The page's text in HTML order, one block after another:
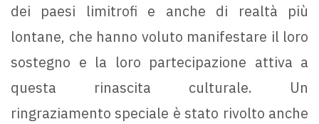
dei paesi limitrofi e anche di realtà più
lontane, che hanno voluto manifestare il loro
sostegno e la loro partecipazione attiva a
questa rinascita culturale. Un
ringraziamento speciale è stato rivolto anche